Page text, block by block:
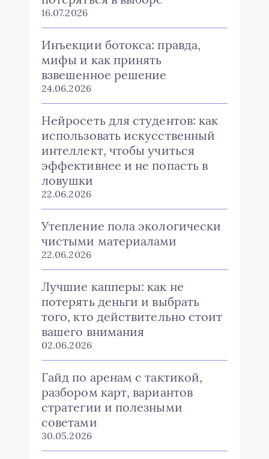
16.07.2026
Инъекции ботокса: правда,
мифы и как принять
взвешенное решение
24.06.2026
Нейросеть для студентов: как
использовать искусственный
интеллект, чтобы учиться
эффективнее и не попасть в
ловушки
22.06.2026
Утепление пола экологически
чистыми материалами
22.06.2026
Лучшие капперы: как не
потерять деньги и выбрать
того, кто действительно стоит
вашего внимания
02.06.2026
Гайд по аренам с тактикой,
разбором карт, вариантов
стратегии и полезными
советами
30.05.2026